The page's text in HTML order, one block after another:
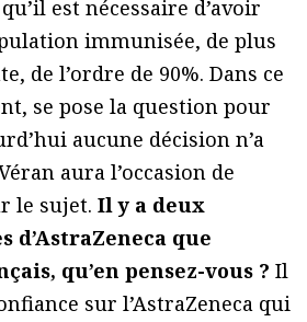
est nécessaire d’avoir
immunisée, de plus
de l’ordre de 90%. Dans ce
se pose la question pour
aucune décision n’a
aura l’occasion de
le sujet. Il y a deux
d’AstraZeneca que
qu’en pensez-vous ? Il
sur l’AstraZeneca qui